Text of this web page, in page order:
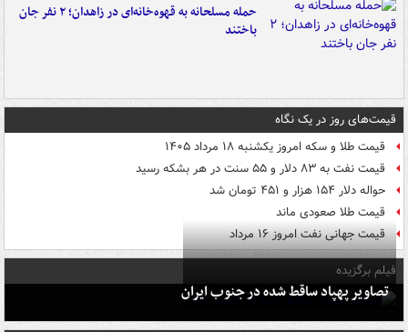
حمله مسلحانه به قهوه‌خانه‌ای در زاهدان؛ ۲ نفر جان
باختند
قیمت‌های روز در یک نگاه
قیمت طلا و سکه امروز یکشنبه ۱۸ مرداد ۱۴۰۵
قیمت نفت به ۸۳ دلار و ۵۵ سنت در هر بشکه رسید
حواله دلار ۱۵۴ هزار و ۴۵۱ تومان شد
قیمت طلا صعودی ماند
قیمت جهانی نفت امروز ۱۶ مرداد
فیلم برگزیده
تصاویر پهپاد ساقط شده در جنوب ایران